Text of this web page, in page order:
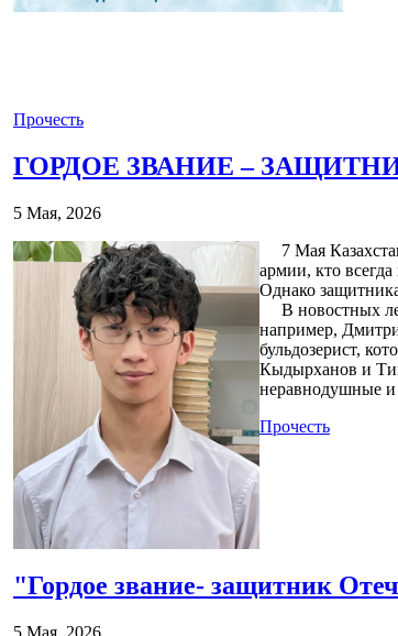
Прочесть
ГОРДОЕ ЗВАНИЕ –
5 Мая, 2026
7 Мая
армии, кто
Однако
В новостных
например,
бульдозерист,
Кыдырханов и
неравнодушные и
Прочесть
"Гордое звание- защитник
5 Мая, 2026